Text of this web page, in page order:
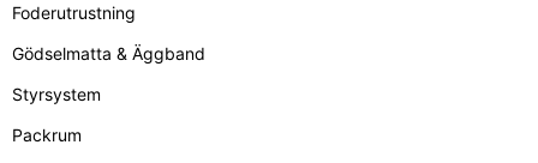
Foderutrustning
Gödselmatta & Äggband
Styrsystem
Packrum